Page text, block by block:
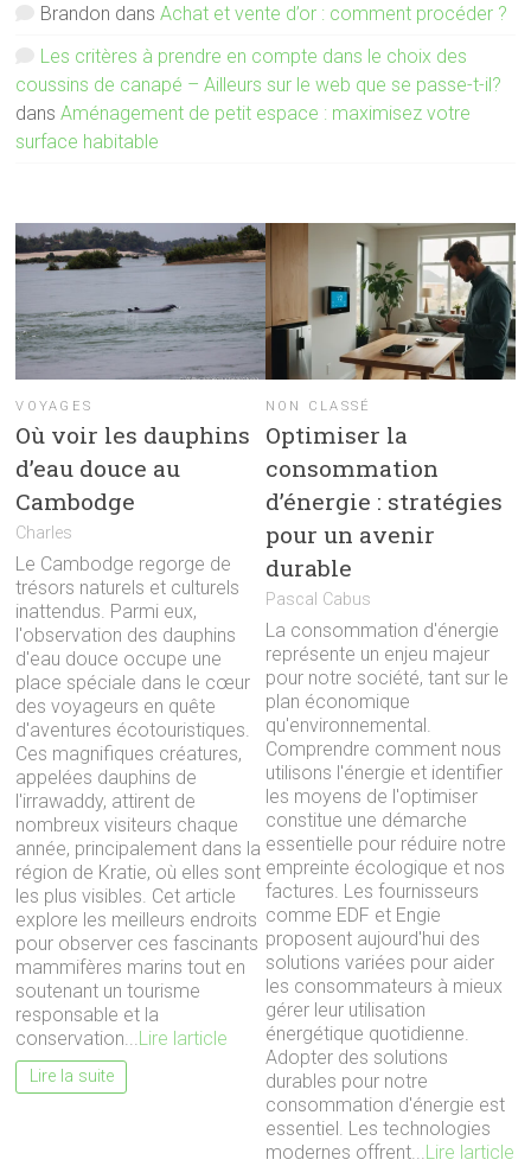
Brandon dansAchat et vente d’or : comment procéder ?
Les critères à prendre en compte dans le choix des
coussins de canapé – Ailleurs sur le web que se passe-t-il?
dansAménagement de petit espace : maximisez votre
surface habitable
VOYAGES
Où voir les dauphins
d’eau douce au
Cambodge
Charles
Le Cambodge regorge de
trésors naturels et culturels
inattendus. Parmi eux,
l'observation des dauphins
d'eau douce occupe une
place spéciale dans le cœur
des voyageurs en quête
d'aventures écotouristiques.
Ces magnifiques créatures,
appelées dauphins de
l'irrawaddy, attirent de
nombreux visiteurs chaque
année, principalement dans la
région de Kratie, où elles sont
les plus visibles. Cet article
explore les meilleurs endroits
pour observer ces fascinants
mammifères marins tout en
soutenant un tourisme
responsable et la
conservation...Lire larticle
Lire la suite
NON CLASSÉ
Optimiser la
consommation
d’énergie : stratégies
pour un avenir
durable
Pascal Cabus
La consommation d'énergie
représente un enjeu majeur
pour notre société, tant sur le
plan économique
qu'environnemental.
Comprendre comment nous
utilisons l'énergie et identifier
les moyens de l'optimiser
constitue une démarche
essentielle pour réduire notre
empreinte écologique et nos
factures. Les fournisseurs
comme EDF et Engie
proposent aujourd'hui des
solutions variées pour aider
les consommateurs à mieux
gérer leur utilisation
énergétique quotidienne.
Adopter des solutions
durables pour notre
consommation d'énergie est
essentiel. Les technologies
modernes offrent...Lire larticle